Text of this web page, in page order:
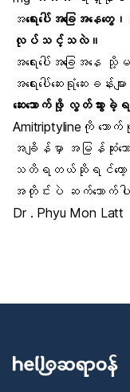
အရေးပေါ်အခြေအနေတွ
လုပ်သင့်သလဲ။
အရေးပေါ်အခြေအနေ
အရေးပေါ်ဆေးရုံဆေးခန်
ဆေးသောက်ဖို့ လွတ်သွာ
Amitriptylineကို သ
အချိန်မှာ အမြန်ဆုံး
သတိရတယ်ဆိုရင်တော့
အတိုင်းပဲ ဆက်သောက်ပ
Dr . Phyu Mon Latt